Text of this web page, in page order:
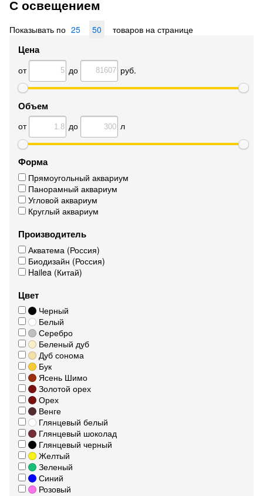
С освещением
Показывать по 25 50 товаров на странице
Цена
от до руб.
Объем
от до л
Форма
Прямоугольный аквариум
Панорамный аквариум
Угловой аквариум
Круглый аквариум
Производитель
Акватема (Россия)
Биодизайн (Россия)
Hailea (Китай)
Цвет
Черный
Белый
Серебро
Беленый дуб
Дуб сонома
Бук
Ясень Шимо
Золотой орех
Орех
Венге
Глянцевый белый
Глянцевый шоколад
Глянцевый черный
Желтый
Зеленый
Синий
Розовый